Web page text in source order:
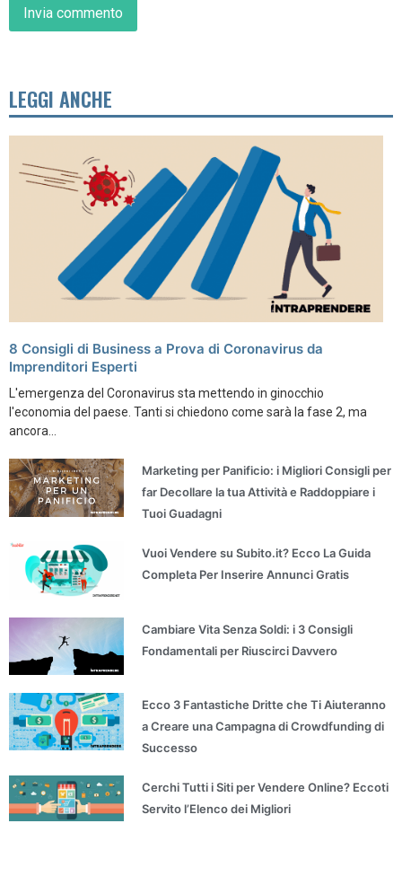
LEGGI ANCHE
8 Consigli di Business a Prova di Coronavirus da
Imprenditori Esperti
L'emergenza del Coronavirus sta mettendo in ginocchio
l'economia del paese. Tanti si chiedono come sarà la fase 2, ma
ancora...
Marketing per Panificio: i Migliori Consigli per
far Decollare la tua Attività e Raddoppiare i
Tuoi Guadagni
Vuoi Vendere su Subito.it? Ecco La Guida
Completa Per Inserire Annunci Gratis
Cambiare Vita Senza Soldi: i 3 Consigli
Fondamentali per Riuscirci Davvero
Ecco 3 Fantastiche Dritte che Ti Aiuteranno
a Creare una Campagna di Crowdfunding di
Successo
Cerchi Tutti i Siti per Vendere Online? Eccoti
Servito l’Elenco dei Migliori